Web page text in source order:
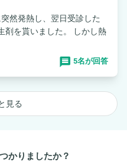
剤を貰いました。 しかし熱
5名が回答
見る
かりましたか？